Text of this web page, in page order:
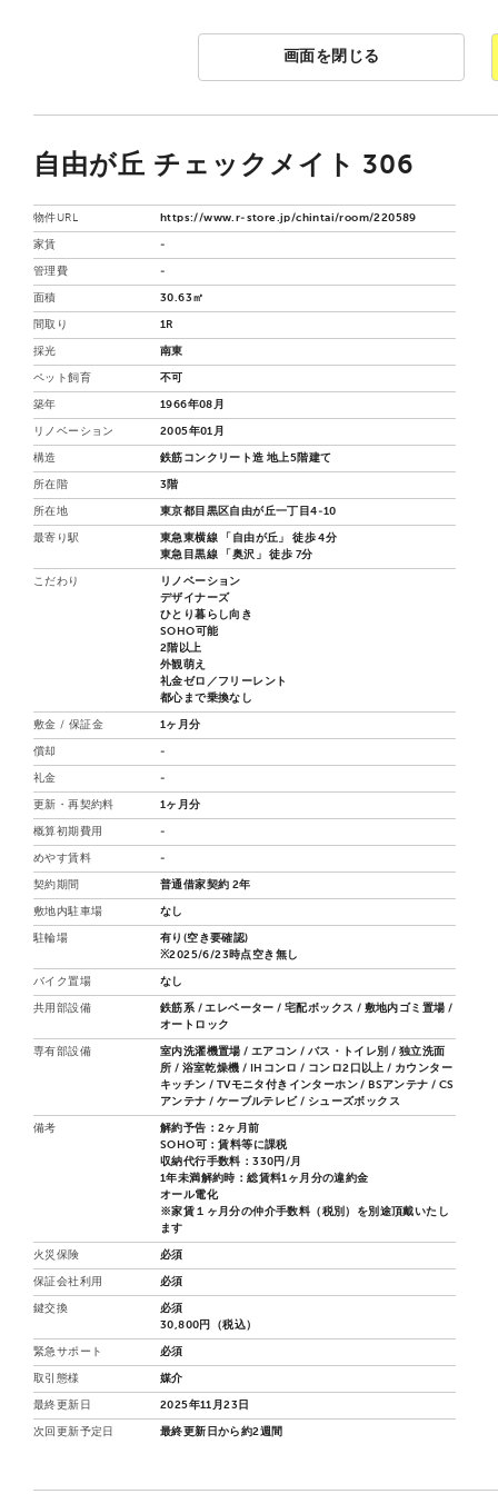
画面を閉じる
自由が丘 チェックメイト 306
物件URL https://www.r-store.jp/chintai/room/220589
家賃 -
管理費 -
面積 30.63㎡
間取り 1R
採光 南東
ペット飼育 不可
築年 1966年08月
リノベーション 2005年01月
構造 鉄筋コンクリート造 地上5階建て
所在階 3階
所在地 東京都目黒区自由が丘一丁目4-10
最寄り駅
東急東横線 「自由が丘」 徒歩 4分
東急目黒線 「奥沢」 徒歩 7分
こだわり
リノベーション
デザイナーズ
ひとり暮らし向き
SOHO可能
2階以上
外観萌え
礼金ゼロ／フリーレント
都心まで乗換なし
敷金 / 保証金 1ヶ月分
償却 -
礼金 -
更新・再契約料 1ヶ月分
概算初期費用 -
めやす賃料 -
契約期間 普通借家契約 2年
敷地内駐車場 なし
駐輪場
有り(空き要確認)
※2025/6/23時点空き無し
バイク置場 なし
共用部設備
鉄筋系 / エレベーター / 宅配ボックス / 敷地内ゴミ置場 /
オートロック
専有部設備
室内洗濯機置場 / エアコン / バス・トイレ別 / 独立洗面
所 / 浴室乾燥機 / IHコンロ / コンロ2口以上 / カウンター
キッチン / TVモニタ付きインターホン / BSアンテナ / CS
アンテナ / ケーブルテレビ / シューズボックス
備考
解約予告：2ヶ月前
SOHO可：賃料等に課税
収納代行手数料：330円/月
1年未満解約時：総賃料1ヶ月分の違約金
オール電化
※家賃１ヶ月分の仲介手数料（税別）を別途頂戴いたし
ます
火災保険 必須
保証会社利用 必須
鍵交換
必須
30,800円（税込）
緊急サポート 必須
取引態様 媒介
最終更新日 2025年11月23日
次回更新予定日 最終更新日から約2週間